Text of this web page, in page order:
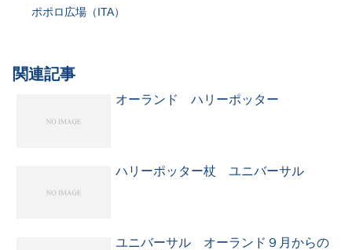
ポポロ広場（ITA）
関連記事
オーランド ハリーポッター
ハリーポッター杖 ユニバーサル
ユニバーサル オーランド９月からの